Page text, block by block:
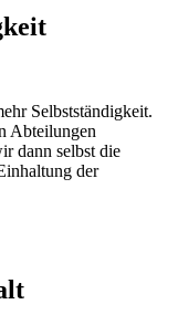
Selbstständigkeit.
Abteilungen
dann selbst die
der